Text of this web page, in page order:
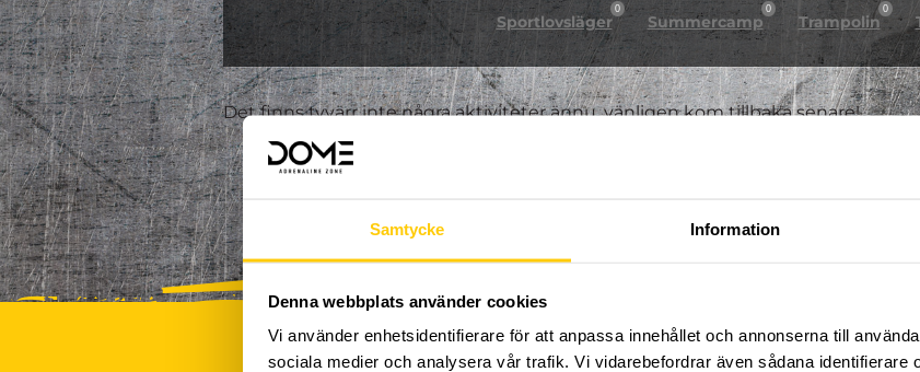
Samtycke Information
Denna webbplats använder cookies
Vi använder enhetsidentifierare för att anpassa innehållet och annonserna till
sociala medier och analysera vår trafik. Vi vidarebefordrar även sådana identifierare
Sportlovsläger
0
Summercamp
0
Trampolin
0
Det finns tyvärr inte några aktiviteter ännu, vänligen kom tillbaka senare!